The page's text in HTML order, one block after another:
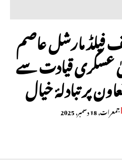
فیلڈ مارشل عاصم
عسکری قیادت سے
پر تبادلۂ خیال
جمعرات, 18 دسمبر, 2025